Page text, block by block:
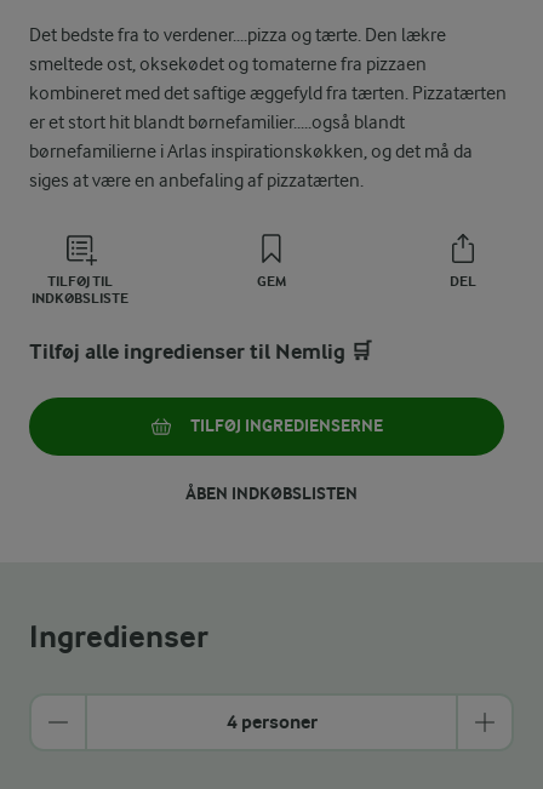
Det bedste fra to verdener....pizza og tærte. Den lækre
smeltede ost, oksekødet og tomaterne fra pizzaen
kombineret med det saftige æggefyld fra tærten. Pizzatærten
er et stort hit blandt børnefamilier.....også blandt
børnefamilierne i Arlas inspirationskøkken, og det må da
siges at være en anbefaling af pizzatærten.
TILFØJ TIL
INDKØBSLISTE
GEM DEL
Tilføj alle ingredienser til Nemlig 🛒
TILFØJ INGREDIENSERNE
ÅBEN INDKØBSLISTEN
Ingredienser
4 personer